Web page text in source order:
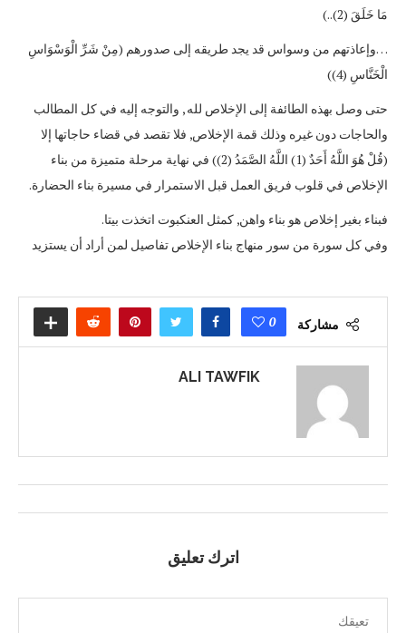
مَا خَلَقَ (2)..)
…وإعاذتهم من وسواس قد يجد طريقه إلى صدورهم (مِنْ شَرِّ الْوَسْوَاسِ
الْخَنَّاسِ (4))
حتى وصل بهذه الطائفة إلى الإخلاص لله , والتوجه إليه في كل المطالب
والحاجات دون غيره وذلك قمة الإخلاص, فلا تقصد في قضاء حاجاتها إلا
(قُلْ هُوَ اللَّهُ أَحَدٌ (1) اللَّهُ الصَّمَدُ (2)) في نهاية مرحلة متميزة من بناء
الإخلاص في قلوب فريق العمل قبل الاستمرار في مسيرة بناء الحضارة.
فبناء بغير إخلاص هو بناء واهن, كمثل العنكبوت اتخذت بيتا.
وفي كل سورة من سور منهاج بناء الإخلاص تفاصيل لمن أراد أن يستزيد
مشاركة 0
ALI TAWFIK
اترك تعليق